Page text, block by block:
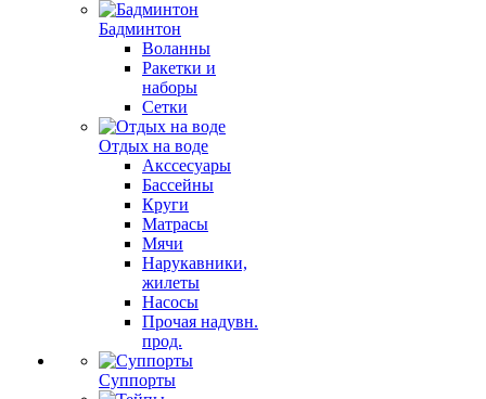
Бадминтон
Воланны
Ракетки и
наборы
Сетки
Отдых на воде
Акссесуары
Бассейны
Круги
Матрасы
Мячи
Нарукавники,
жилеты
Насосы
Прочая надувн.
прод.
Суппорты